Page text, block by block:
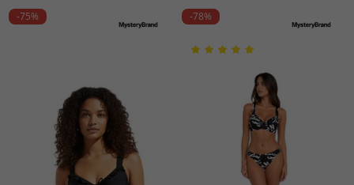
-75% -78%